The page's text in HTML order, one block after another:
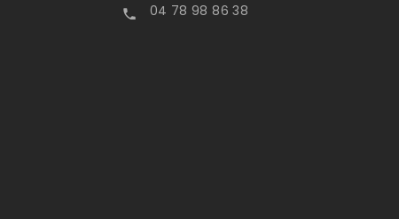
 04 78 98 86 38